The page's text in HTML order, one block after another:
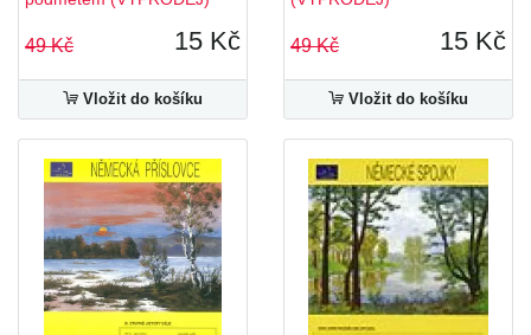
49 Kč 15 Kč
Vložit do košíku
49 Kč 15 Kč
Vložit do košíku